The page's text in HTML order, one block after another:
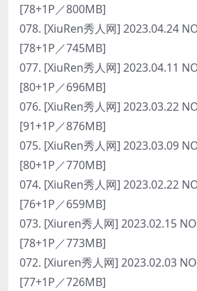
[78+1P／800MB]
078. [XiuRen秀人网] 2023.04.24
[78+1P／745MB]
077. [XiuRen秀人网] 2023.04.11
[80+1P／696MB]
076. [XiuRen秀人网] 2023.03.22
[91+1P／876MB]
075. [XiuRen秀人网] 2023.03.09
[80+1P／770MB]
074. [XiuRen秀人网] 2023.02.22
[76+1P／659MB]
073. [Xiuren秀人网] 2023.02.15
[78+1P／773MB]
072. [Xiuren秀人网] 2023.02.03
[77+1P／726MB]